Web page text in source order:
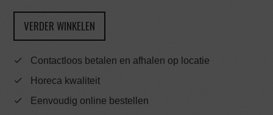
VERDER WINKELEN
Contactloos betalen en afhalen op locatie
Horeca kwaliteit
Eenvoudig online bestellen